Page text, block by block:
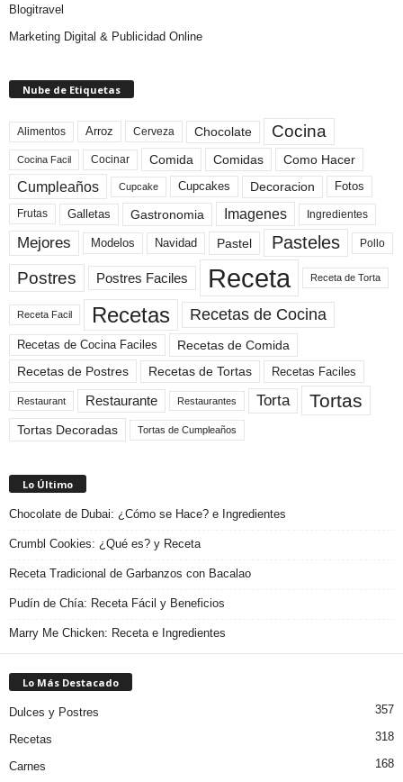
Blogitravel
Marketing Digital & Publicidad Online
Nube de Etiquetas
Alimentos Arroz Cerveza Chocolate Cocina
Cocina Facil Cocinar Comida Comidas Como Hacer
Cumpleaños Cupcake Cupcakes Decoracion Fotos
Frutas Galletas Gastronomia Imagenes Ingredientes
Mejores Modelos Navidad Pastel Pasteles Pollo
Postres Postres Faciles Receta Receta de Torta
Receta Facil Recetas Recetas de Cocina
Recetas de Cocina Faciles
Recetas de Comida
Recetas de Postres
Recetas de Tortas Recetas Faciles
Restaurant Restaurante Restaurantes Torta Tortas
Tortas Decoradas Tortas de Cumpleaños
Lo Último
Chocolate de Dubai: ¿Cómo se Hace? e Ingredientes
Crumbl Cookies: ¿Qué es? y Receta
Receta Tradicional de Garbanzos con Bacalao
Pudín de Chía: Receta Fácil y Beneficios
Marry Me Chicken: Receta e Ingredientes
Lo Más Destacado
Dulces y Postres 357
Recetas 318
Carnes 168